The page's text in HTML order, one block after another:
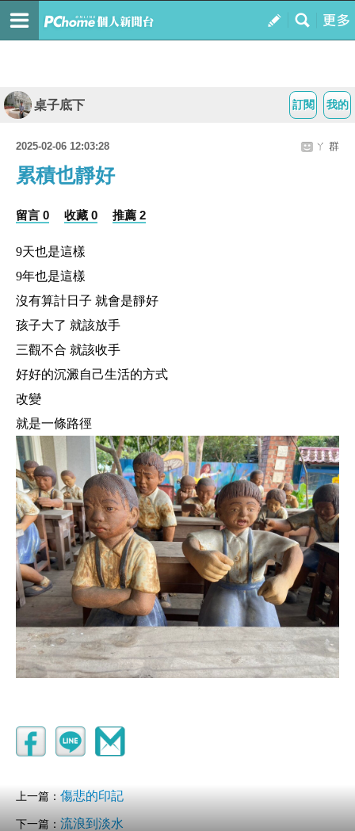
我的
訂閱
桌子底下
2025-02-06 12:03:28 ㄚ 群
累積也靜好
留言 0 收藏 0 推薦 2
9天也是這樣
9年也是這樣
沒有算計日子 就會是靜好
孩子大了 就該放手
三觀不合 就該收手
好好的沉澱自己生活的方式
改變
就是一條路徑
上一篇： 傷悲的印記
下一篇： 流浪到淡水